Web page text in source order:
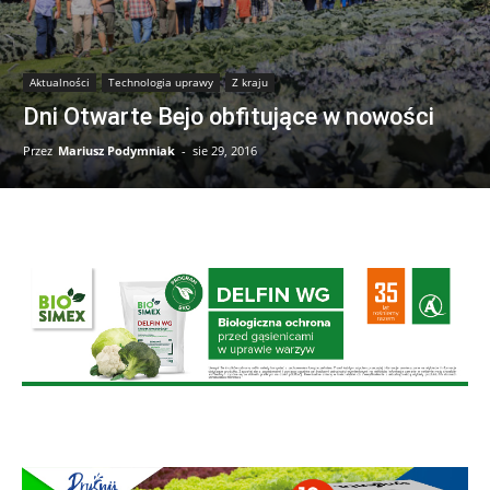
Aktualności Technologia uprawy Z kraju
Dni Otwarte Bejo obfitujące w nowości
Przez Mariusz Podymniak - sie 29, 2016